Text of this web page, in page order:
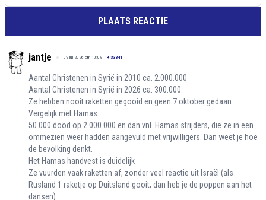
PLAATS REACTIE
jantje 09 juli 2026 om 10:09 + 33341
Aantal Christenen in Syrië in 2010 ca. 2.000.000
Aantal Christenen in Syrië in 2026 ca. 300.000.
Ze hebben nooit raketten gegooid en geen 7 oktober gedaan.
Vergelijk met Hamas.
50.000 dood op 2.000.000 en dan vnl. Hamas strijders, die ze in een
ommezien weer hadden aangevuld met vrijwilligers. Dan weet je hoe
de bevolking denkt.
Het Hamas handvest is duidelijk
Ze vuurden vaak raketten af, zonder veel reactie uit Israël (als
Rusland 1 raketje op Duitsland gooit, dan heb je de poppen aan het
dansen).